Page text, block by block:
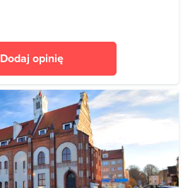
Dodaj opinię